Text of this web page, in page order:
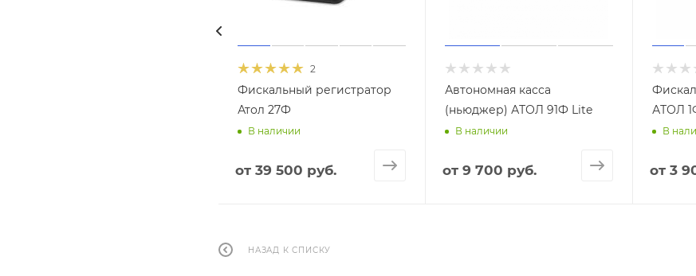
2
Фискальный регистратор
Атол 27Ф
В наличии
от 39 500 руб.
Автономная касса
(ньюджер) АТОЛ 91Ф Lite
В наличии
от 9 700 руб.
АТОЛ
В
от 3
НАЗАД К СПИСКУ